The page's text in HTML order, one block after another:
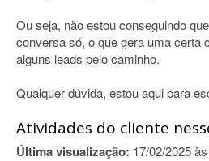
Ou seja, não estou conseguindo
conversa só, o que gera uma certa
alguns leads pelo caminho.
Qualquer dúvida, estou aqui para
Atividades do cliente
Última visualização: 17/02/2025